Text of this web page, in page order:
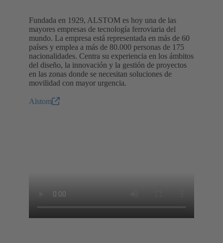
Fundada en 1929, ALSTOM es hoy una de las
mayores empresas de tecnología ferroviaria del
mundo. La empresa está representada en más de 60
países y emplea a más de 80.000 personas de 175
nacionalidades. Centra su experiencia en los ámbitos
del diseño, la innovación y la gestión de proyectos
en las zonas donde se necesitan soluciones de
movilidad con mayor urgencia.
Alstom